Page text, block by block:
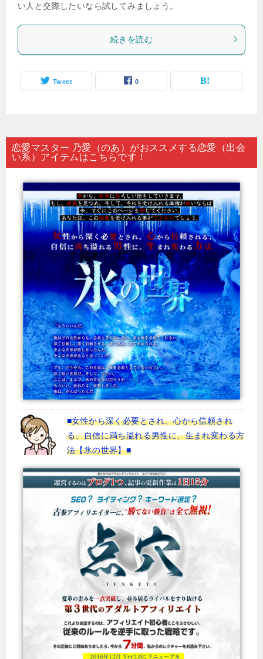
い人と交際したいなら試してみましょう。
続きを読む
Tweet 0
恋愛マスター 乃愛（のあ）がおススメする恋愛（出会
い系）アイテムはこちらです！
■女性から深く必要とされ、心から信頼され
る、自信に満ち溢れる男性に、生まれ変わる方
法【氷の世界】■